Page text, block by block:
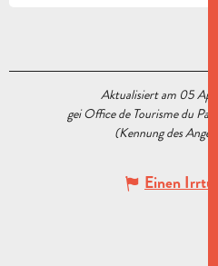
Aktualisiert am 05
gei Office de Tourisme du Pays
(Kennung des
Einen